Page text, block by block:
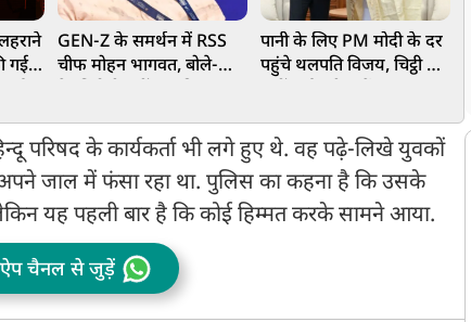
गई
GEN-Z के समर्थन में RSS
चीफ मोहन भागवत, बोले-
पानी के लिए PM मोदी के दर
पहुंचे थलपति विजय, चिट्ठी में
परिषद के कार्यकर्ता भी लगे हुए थे. वह पढ़े-लिखे युवकों
जाल में फंसा रहा था. पुलिस का कहना है कि उसके
यह पहली बार है कि कोई हिम्मत करके सामने आया.
चैनल से जुड़ें